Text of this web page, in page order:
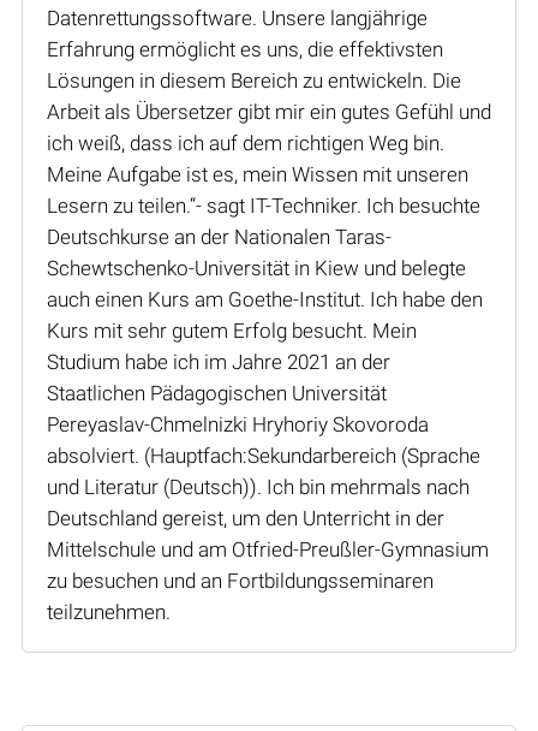
Datenrettungssoftware. Unsere langjährige
Erfahrung ermöglicht es uns, die effektivsten
Lösungen in diesem Bereich zu entwickeln. Die
Arbeit als Übersetzer gibt mir ein gutes Gefühl und
ich weiß, dass ich auf dem richtigen Weg bin.
Meine Aufgabe ist es, mein Wissen mit unseren
Lesern zu teilen.“- sagt IT-Techniker. Ich besuchte
Deutschkurse an der Nationalen Taras-
Schewtschenko-Universität in Kiew und belegte
auch einen Kurs am Goethe-Institut. Ich habe den
Kurs mit sehr gutem Erfolg besucht. Mein
Studium habe ich im Jahre 2021 an der
Staatlichen Pädagogischen Universität
Pereyaslav-Chmelnizki Hryhoriy Skovoroda
absolviert. (Hauptfach:Sekundarbereich (Sprache
und Literatur (Deutsch)). Ich bin mehrmals nach
Deutschland gereist, um den Unterricht in der
Mittelschule und am Otfried-Preußler-Gymnasium
zu besuchen und an Fortbildungsseminaren
teilzunehmen.